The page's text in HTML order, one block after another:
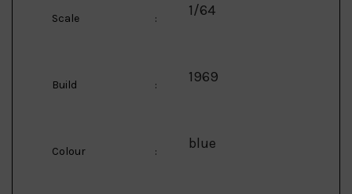
Scale : 1/64
Build : 1969
Colour : blue